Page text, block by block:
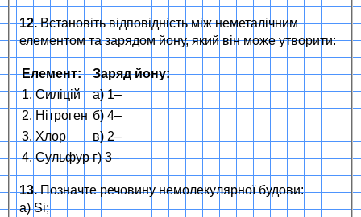
12.Встановіть відповідність між неметалічним
елементом та зарядом йону, який він може утворити:
Елемент:
Заряд йону:
1. Силіцій
а) 1–
2. Нітроген б) 4–
3. Хлор
в) 2–
4. Сульфур г) 3–
13.Позначте речовину немолекулярної будови:
а) Si;